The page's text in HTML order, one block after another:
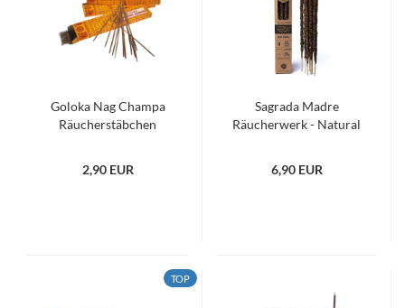
Goloka Nag Champa
Räucherstäbchen
2,90 EUR
Sagrada Madre
Räucherwerk - Natural
6,90 EUR
TOP